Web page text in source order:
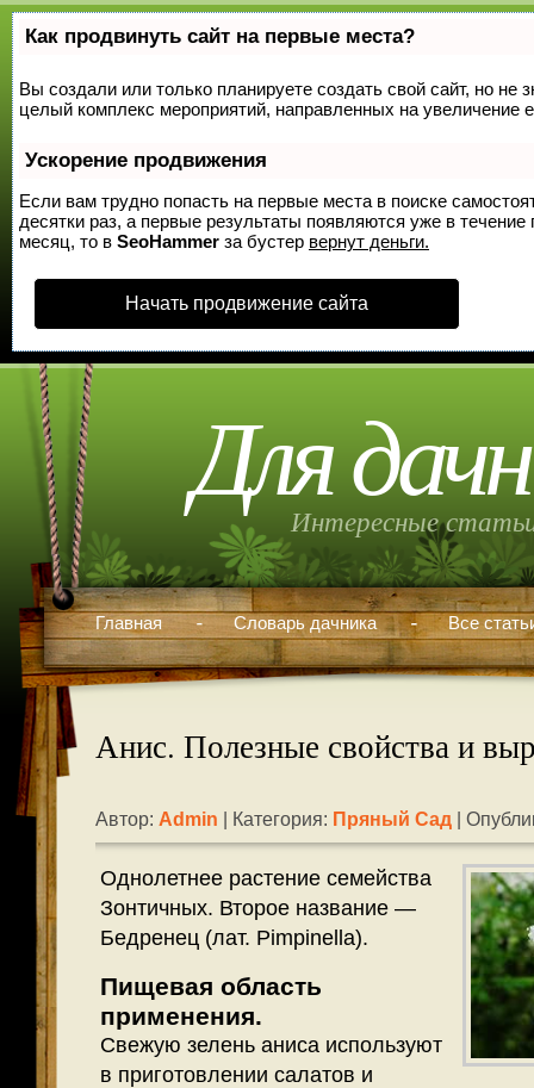
Как продвинуть сайт на первые места?
Вы создали или только планируете создать свой сайт, но не
целый комплекс мероприятий, направленных на увеличение
Ускорение продвижения
Если вам трудно попасть на первые места в поиске
десятки раз, а первые результаты появляются уже в
месяц, то в SeoHammer за бустер вернут деньги.
Начать продвижение сайта
Для
Интересные
Главная Словарь дачника Все
Анис. Полезные свойства и
Автор: Admin | Категория: Пряный Сад |
Однолетнее растение семейства
Зонтичных. Второе название —
Бедренец (лат. Pimpinella).
Пищевая область
применения.
Свежую зелень аниса используют
в приготовлении салатов и